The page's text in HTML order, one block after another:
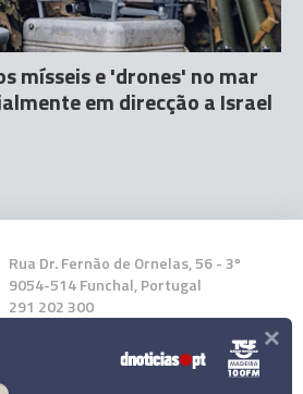
mísseis e 'drones' no mar
em direcção a Israel
Rua Dr. Fernão de Ornelas, 56 - 3º
9054-514 Funchal, Portugal
291 202 300
Instale a nossa App ×